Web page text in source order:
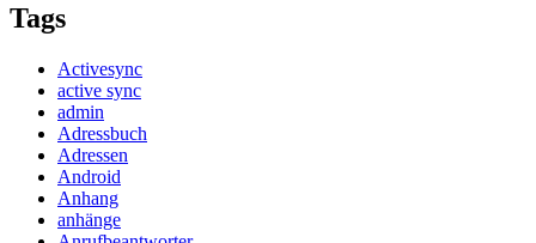
Tags
Activesync
active sync
admin
Adressbuch
Adressen
Android
Anhang
anhänge